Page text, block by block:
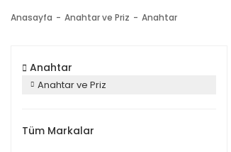
Anasayfa Anahtar ve Priz Anahtar
Anahtar
Anahtar ve Priz
Tüm Markalar